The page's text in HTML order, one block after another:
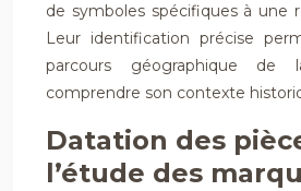
de symboles spécifiques à une
Leur identification précise
parcours géographique
comprendre son contexte
Datation des
l’étude des